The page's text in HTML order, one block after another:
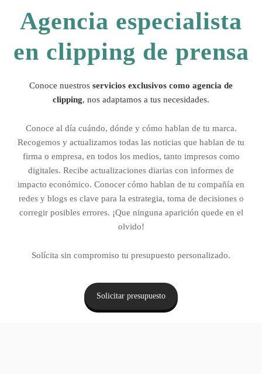
Agencia especialista
en clipping de prensa
Conoce nuestros servicios exclusivos como agencia de
clipping, nos adaptamos a tus necesidades.
Conoce al día cuándo, dónde y cómo hablan de tu marca.
Recogemos y actualizamos todas las noticias que hablan de tu
firma o empresa, en todos los medios, tanto impresos como
digitales. Recibe actualizaciones diarias con informes de
impacto económico. Conocer cómo hablan de tu compañía en
redes y blogs es clave para la estrategia, toma de decisiones o
corregir posibles errores. ¡Que ninguna aparición quede en el
olvido!
Solícita sin compromiso tu presupuesto personalizado.
Solicitar presupuesto